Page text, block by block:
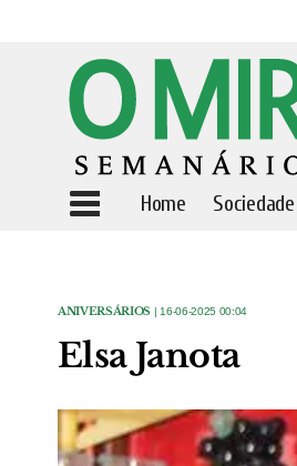
Home Sociedade
ANIVERSÁRIOS | 16-06-2025 00:04
Elsa Janota